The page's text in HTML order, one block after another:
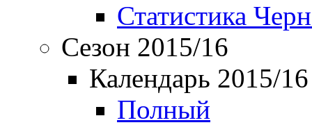
Статистика
Сезон 2015/16
Календарь 2015/16
Полный